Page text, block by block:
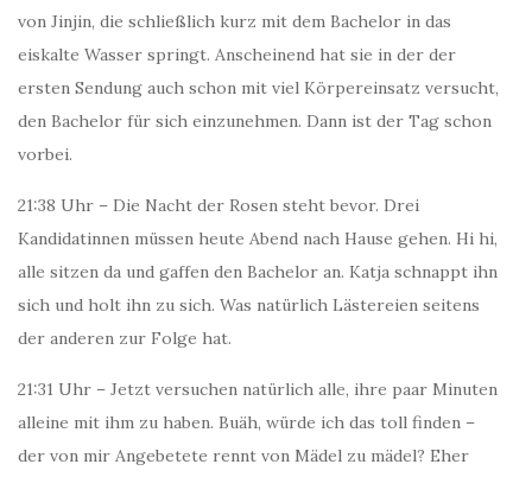
von Jinjin, die schließlich kurz mit dem Bachelor in das
eiskalte Wasser springt. Anscheinend hat sie in der der
ersten Sendung auch schon mit viel Körpereinsatz versucht,
den Bachelor für sich einzunehmen. Dann ist der Tag schon
vorbei.
21:38 Uhr – Die Nacht der Rosen steht bevor. Drei
Kandidatinnen müssen heute Abend nach Hause gehen. Hi hi,
alle sitzen da und gaffen den Bachelor an. Katja schnappt ihn
sich und holt ihn zu sich. Was natürlich Lästereien seitens
der anderen zur Folge hat.
21:31 Uhr – Jetzt versuchen natürlich alle, ihre paar Minuten
alleine mit ihm zu haben. Buäh, würde ich das toll finden –
der von mir Angebetete rennt von Mädel zu mädel? Eher